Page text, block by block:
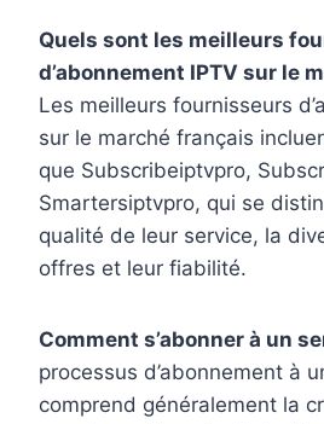
Quels sont les meilleurs
d’abonnement IPTV sur le
Les meilleurs fournisseurs
sur le marché français
que Subscribeiptvpro,
Smartersiptvpro, qui se
qualité de leur service, la
offres et leur fiabilité.
Comment s’abonner à un
processus d’abonnement à
comprend généralement la